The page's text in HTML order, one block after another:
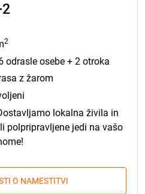
2
odrasle osebe + 2 otroka
z žarom
lokalna živila in
polpripravljene jedi na vašo
O NAMESTITVI